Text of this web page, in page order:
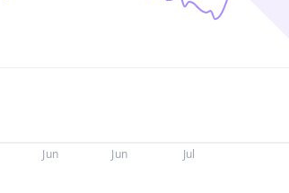
Jun Jun Jul